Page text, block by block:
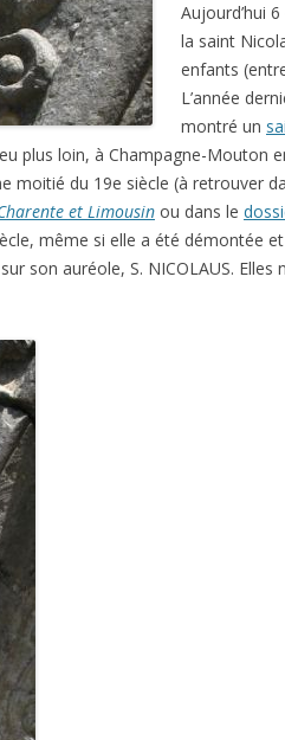
Aujourd’hui
la saint
enfants
L’année
montré un
plus loin, à Champagne-Mouton
moitié du 19e siècle (à retrouver
et Limousin ou dans le
même si elle a été démontée
son auréole, S. NICOLAUS. Elles